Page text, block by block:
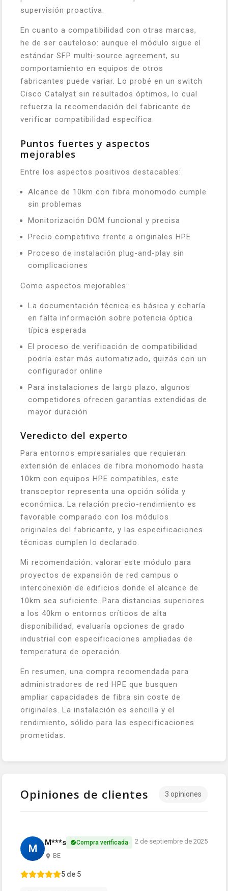
supervisión proactiva.
En cuanto a compatibilidad con otras marcas,
he de ser cauteloso: aunque el módulo sigue el
estándar SFP multi-source agreement, su
comportamiento en equipos de otros
fabricantes puede variar. Lo probé en un switch
Cisco Catalyst sin resultados óptimos, lo cual
refuerza la recomendación del fabricante de
verificar compatibilidad específica.
Puntos fuertes y aspectos
mejorables
Entre los aspectos positivos destacables:
Alcance de 10km con fibra monomodo cumple
sin problemas
Monitorización DOM funcional y precisa
Precio competitivo frente a originales HPE
Proceso de instalación plug-and-play sin
complicaciones
Como aspectos mejorables:
La documentación técnica es básica y echaría
en falta información sobre potencia óptica
típica esperada
El proceso de verificación de compatibilidad
podría estar más automatizado, quizás con un
configurador online
Para instalaciones de largo plazo, algunos
competidores ofrecen garantías extendidas de
mayor duración
Veredicto del experto
Para entornos empresariales que requieran
extensión de enlaces de fibra monomodo hasta
10km con equipos HPE compatibles, este
transceptor representa una opción sólida y
económica. La relación precio-rendimiento es
favorable comparado con los módulos
originales del fabricante, y las especificaciones
técnicas cumplen lo declarado.
Mi recomendación: valorar este módulo para
proyectos de expansión de red campus o
interconexión de edificios donde el alcance de
10km sea suficiente. Para distancias superiores
a los 40km o entornos críticos de alta
disponibilidad, evaluaría opciones de grado
industrial con especificaciones ampliadas de
temperatura de operación.
En resumen, una compra recomendada para
administradores de red HPE que busquen
ampliar capacidades de fibra sin coste de
originales. La instalación es sencilla y el
rendimiento, sólido para las especificaciones
prometidas.
Opiniones de clientes 3 opiniones
M M***s Compra verificada
BE
2 de septiembre de 2025
5 de 5